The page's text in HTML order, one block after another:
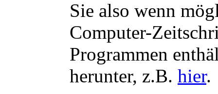
Sie also wenn
Computer-
Programmen
herunter, z.B. hier.